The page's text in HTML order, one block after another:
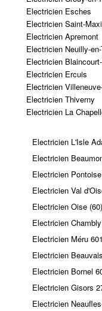
Electricien Esches
Electricien Saint-
Electricien Apremont
Electricien Neuilly-
Electricien
Electricien Ercuis
Electricien
Electricien Thiverny
Electricien La
Electricien L'Isle
Electricien
Electricien
Electricien Val
Electricien Oise (60)
Electricien
Electricien Méru
Electricien
Electricien Bornel
Electricien Gisors
Electricien